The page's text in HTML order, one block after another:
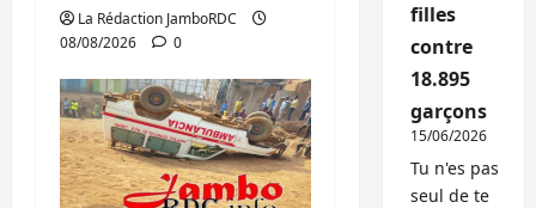
La Rédaction JamboRDC
08/08/2026
0
filles
contre
18.895
garçons
15/06/2026
Tu n'es pas
seul de te